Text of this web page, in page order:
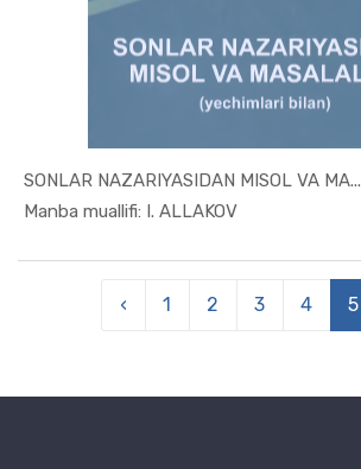
SONLAR NAZARIYASIDAN MISOL VA MA...
Manba muallifi: I. ALLAKOVIn Ekonome...
‹ 1 2 3 4 5